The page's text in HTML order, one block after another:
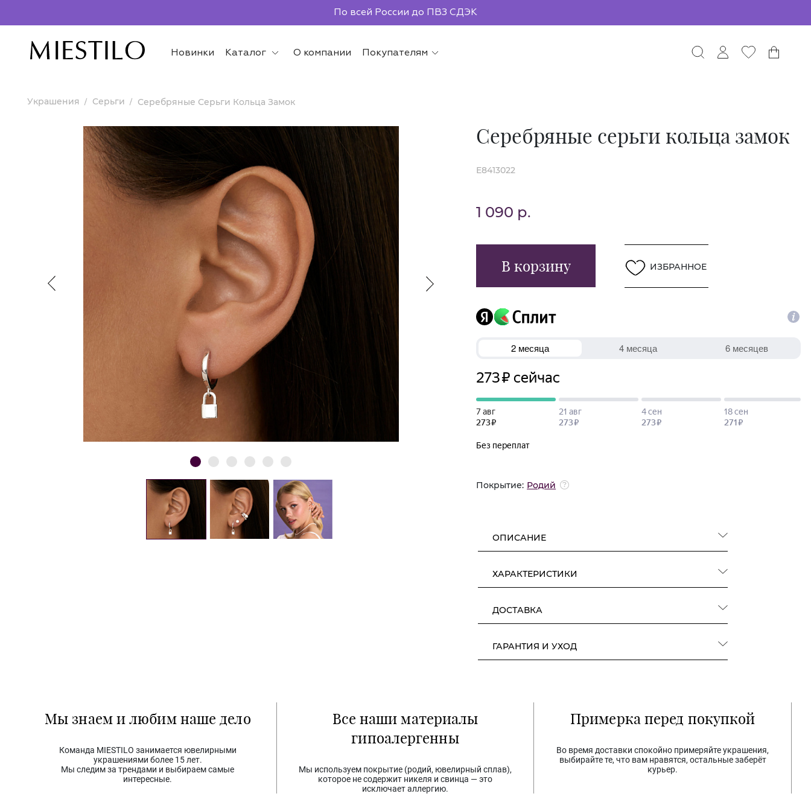
По всей России до ПВЗ СДЭК
Новинки Каталог О компании Покупателям
Украшения Серьги Серебряные Серьги Кольца Замок
Серебряные серьги кольца замок
E8413022
1 090 р.
В корзину ИЗБРАННОЕ
Покрытие: Родий
ОПИСАНИЕ
ХАРАКТЕРИСТИКИ
ДОСТАВКА
ГАРАНТИЯ И УХОД
Мы знаем и любим наше дело
Команда MIESTILO занимается ювелирными
украшениями более 15 лет.
Мы следим за трендами и выбираем самые
интересные.
Все наши материалы
гипоалергенны
Мы используем покрытие (родий, ювелирный сплав),
которое не содержит никеля и свинца — это
исключает аллергию.
Примерка перед покупкой
Во время доставки спокойно примеряйте украшения,
выбирайте те, что вам нравятся, остальные заберёт
курьер.